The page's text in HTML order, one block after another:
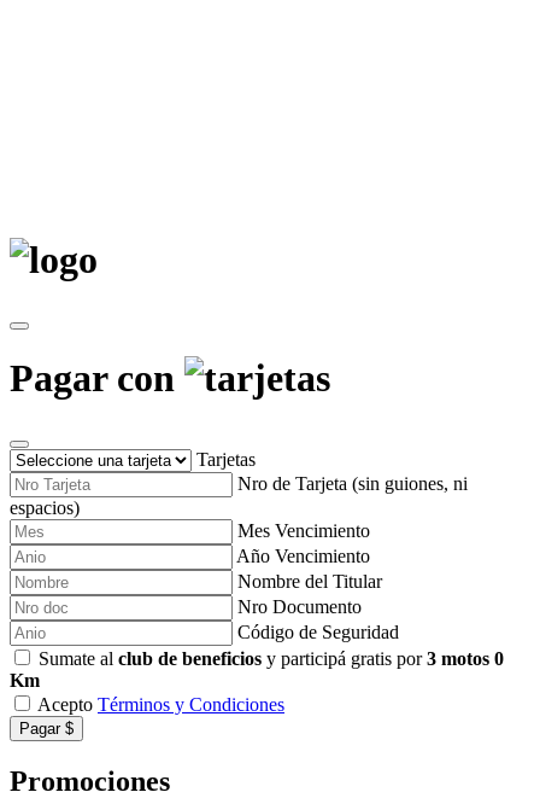
Pagar con
Tarjetas
Nro de Tarjeta (sin guiones, ni
espacios)
Mes Vencimiento
Año Vencimiento
Nombre del Titular
Nro Documento
Código de Seguridad
Sumate al club de beneficios y participá gratis por3 motos 0
Km
Acepto Términos y Condiciones
Pagar $
Promociones